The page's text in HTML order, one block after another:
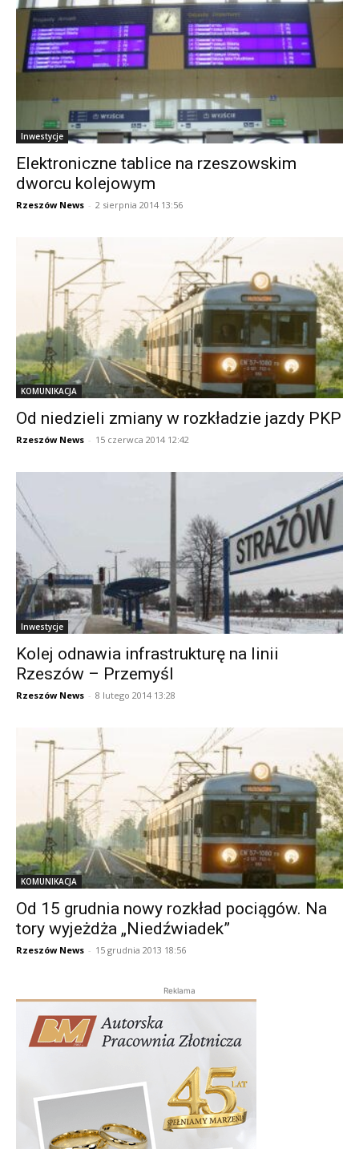
Inwestycje
Elektroniczne tablice na rzeszowskim
dworcu kolejowym
Rzeszów News - 2 sierpnia 2014 13:56
KOMUNIKACJA
Od niedzieli zmiany w rozkładzie jazdy PKP
Rzeszów News - 15 czerwca 2014 12:42
Inwestycje
Kolej odnawia infrastrukturę na linii
Rzeszów – Przemyśl
Rzeszów News - 8 lutego 2014 13:28
KOMUNIKACJA
Od 15 grudnia nowy rozkład pociągów. Na
tory wyjeżdża „Niedźwiadek”
Rzeszów News - 15 grudnia 2013 18:56
Reklama